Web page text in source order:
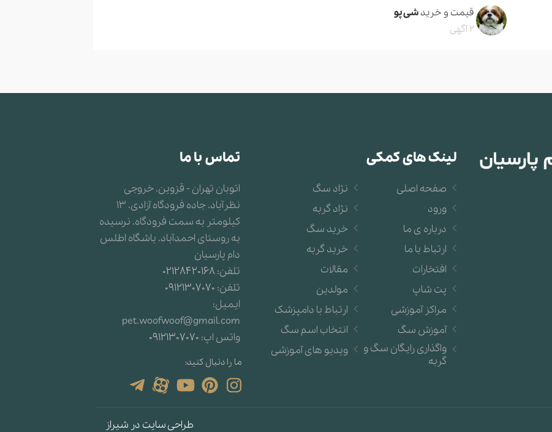
قیمت و خریدشی پو
2 آگهی
لینک های کمکی
نژاد سگ
نژاد گربه
خرید سگ
خرید گربه
مقالات
مولدین
ارتباط با دامپزشک
انتخاب اسم سگ
ویدیو های آموزشی
صفحه اصلی
ورود
درباره ی ما
ارتباط با ما
افتخارات
پت شاپ
مراکز آموزشی
آموزش سگ
واگذاری رایگان سگ و
گربه
تماس با ما
اتوبان تهران - قزوین. خروجی
نظرآباد. جاده فرودگاه آزادی. 13
کیلومتر به سمت فرودگاه. نرسیده
به روستای احمدآباد. باشگاه اطلس
دام پارسیان
تلفن:02128420168
تلفن: 09121307070
ایمیل:
pet.woofwoof@gmail.com
واتس اپ: 09121307070
ما را دنبال کنید:
طراحی سایت در شیراز